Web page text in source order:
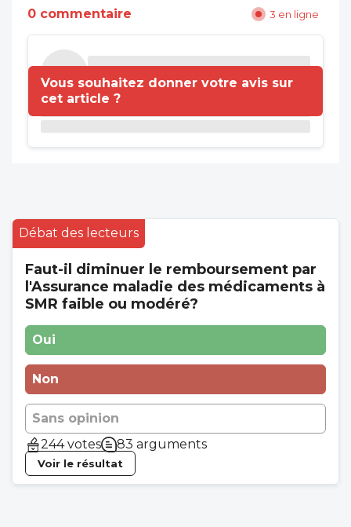
0 commentaire 3 en ligne
Vous souhaitez donner votre avis sur
cet article ?
Débat des lecteurs
Faut-il diminuer le remboursement par
l'Assurance maladie des médicaments à
SMR faible ou modéré?
Oui
Non
Sans opinion
244 votes
83 arguments
Voir le résultat